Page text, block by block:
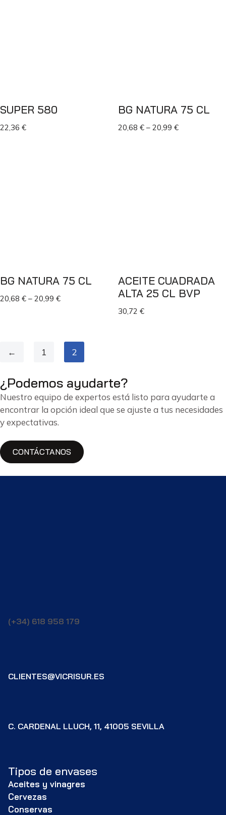
SUPER 580
22,36 €
BG NATURA 75 CL
20,68 € – 20,99 €
BG NATURA 75 CL
20,68 € – 20,99 €
ACEITE CUADRADA
ALTA 25 CL BVP
30,72 €
← 1 2
¿Podemos ayudarte?
Nuestro equipo de expertos está listo para ayudarte a
encontrar la opción ideal que se ajuste a tus necesidades
y expectativas.
CONTÁCTANOS
(+34) 618 958 179
CLIENTES@VICRISUR.ES
C. CARDENAL LLUCH, 11, 41005 SEVILLA
Tipos de envases
Aceites y vinagres
Cervezas
Conservas